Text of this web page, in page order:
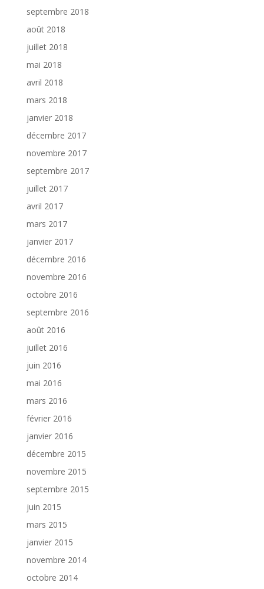
septembre 2018
août 2018
juillet 2018
mai 2018
avril 2018
mars 2018
janvier 2018
décembre 2017
novembre 2017
septembre 2017
juillet 2017
avril 2017
mars 2017
janvier 2017
décembre 2016
novembre 2016
octobre 2016
septembre 2016
août 2016
juillet 2016
juin 2016
mai 2016
mars 2016
février 2016
janvier 2016
décembre 2015
novembre 2015
septembre 2015
juin 2015
mars 2015
janvier 2015
novembre 2014
octobre 2014